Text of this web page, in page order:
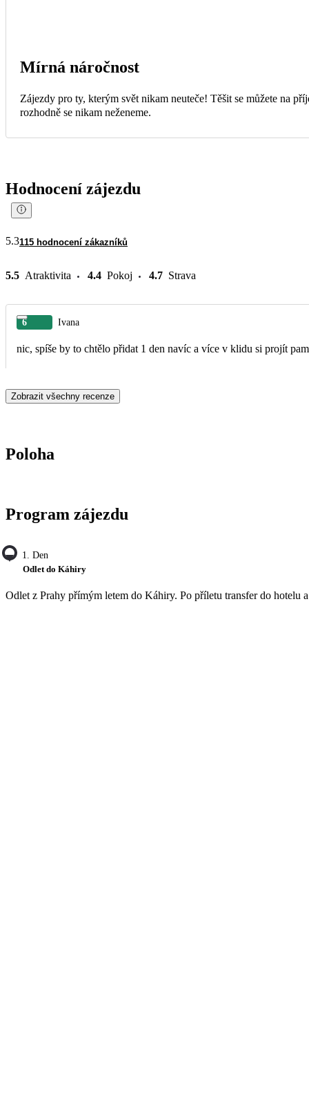
Mírná náročnost
Zájezdy pro ty, kterým svět nikam neuteče! Těšit se můžete na
rozhodně se nikam neženeme.
Hodnocení zájezdu
5.3115 hodnocení zákazníků
5.5 Atraktivita 4.4 Pokoj 4.7 Strava
6 Ivana
nic, spíše by to chtělo přidat 1 den navíc a více v klidu si projít
Zobrazit všechny recenze
Poloha
Program zájezdu
1. Den
Odlet do Káhiry
Odlet z Prahy přímým letem do Káhiry. Po příletu transfer do